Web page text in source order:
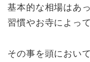
基本的な相場はあ
習慣やお寺によっ
その事を頭において